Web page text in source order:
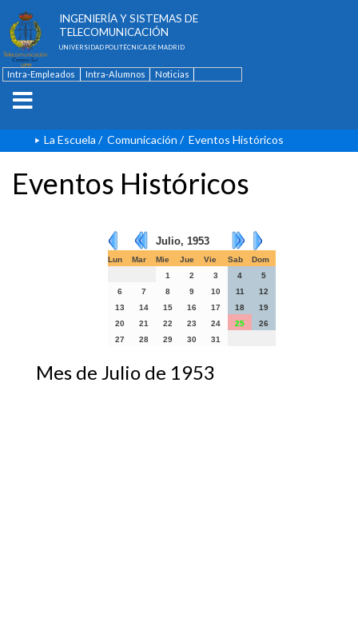
INGENIERÍA Y SISTEMAS DE
TELECOMUNICACIÓN
UNIVERSIDAD POLITÉCNICA DE MADRID
Intra-Empleados Intra-Alumnos
Noticias
La Escuela / Comunicación / Eventos Históricos
Eventos Históricos
Julio, 1953
Lun Mar Mie Jue Vie Sab
Dom
1
2 3 4
5
6
7 8 9 10 11
12
13
14 15 16 17 18
19
20
21 22 23 24 25
26
27
28 29 30 31
Mes de Julio de 1953